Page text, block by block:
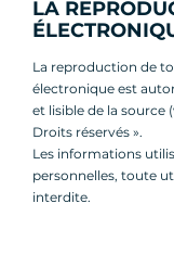
LA
La reproduction de
électronique est
et lisible de la
Droits réservés ».
Les informations
personnelles, toute
interdite.